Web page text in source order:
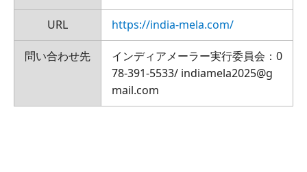
URL https://india-mela.com/
問い合わせ先
インディアメーラー実行委員会：0
78-391-5533/ indiamela2025@g
mail.com